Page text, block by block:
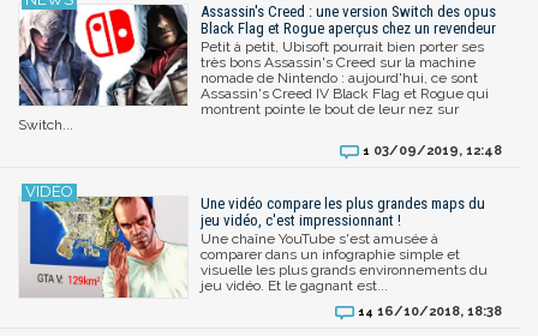
Assassin's Creed : une version Switch des opus
Black Flag et Rogue aperçus chez un revendeur
Petit à petit, Ubisoft pourrait bien porter ses
très bons Assassin's Creed sur la machine
nomade de Nintendo : aujourd'hui, ce sont
Assassin's Creed IV Black Flag et Rogue qui
montrent pointe le bout de leur nez sur
Switch...
1 03/09/2019, 12:48
Une vidéo compare les plus grandes maps du
jeu vidéo, c'est impressionnant !
Une chaîne YouTube s'est amusée à
comparer dans un infographie simple et
visuelle les plus grands environnements du
jeu vidéo. Et le gagnant est...
14 16/10/2018, 18:38